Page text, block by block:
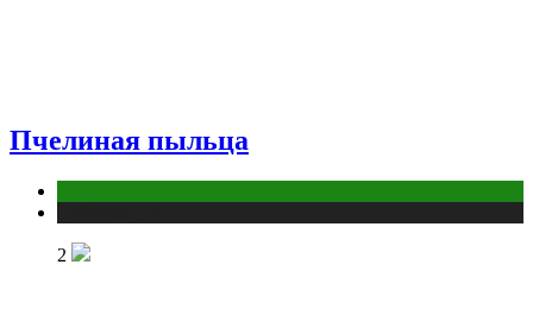
Пчелиная пыльца
2